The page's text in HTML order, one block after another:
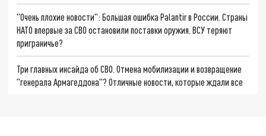
"Очень плохие новости": Большая ошибка Palantir в России. Страны
НАТО впервые за СВО остановили поставки оружия. ВСУ теряют
приграничье?
Три главных инсайда об СВО. Отмена мобилизации и возвращение
"генерала Армагеддона"? Отличные новости, которые ждали все